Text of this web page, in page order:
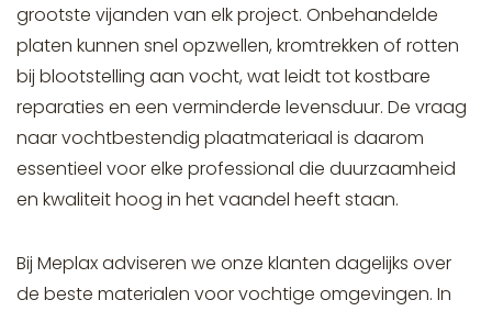
grootste vijanden van elk project. Onbehandelde
platen kunnen snel opzwellen, kromtrekken of rotten
bij blootstelling aan vocht, wat leidt tot kostbare
reparaties en een verminderde levensduur. De vraag
naar vochtbestendig plaatmateriaal is daarom
essentieel voor elke professional die duurzaamheid
en kwaliteit hoog in het vaandel heeft staan.
Bij Meplax adviseren we onze klanten dagelijks over
de beste materialen voor vochtige omgevingen. In